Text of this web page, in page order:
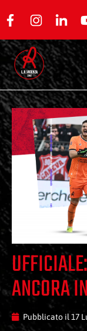
ANCORA
Pubblicato il 17